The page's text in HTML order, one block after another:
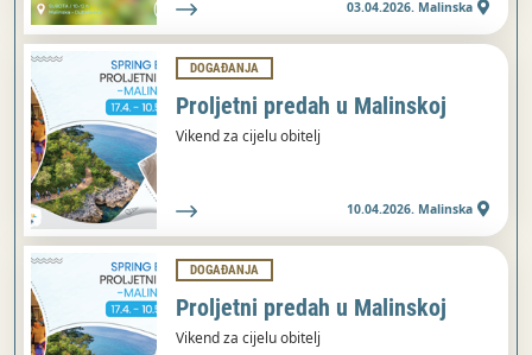
03.04.2026. Malinska
DOGAĐANJA
Proljetni predah u Malinskoj
Vikend za cijelu obitelj
10.04.2026. Malinska
DOGAĐANJA
Proljetni predah u Malinskoj
Vikend za cijelu obitelj